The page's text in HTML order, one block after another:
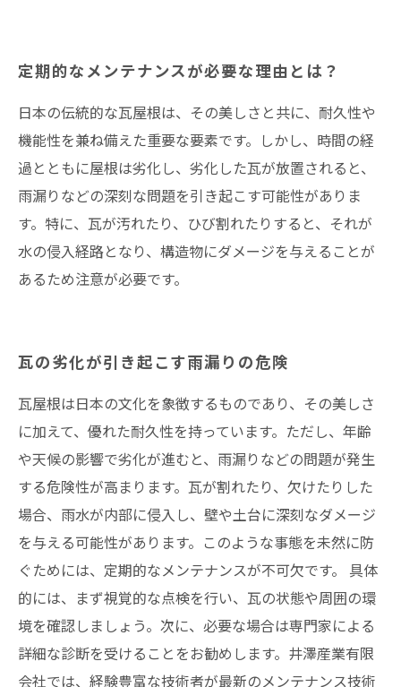
定期的なメンテナンスが必要な理由とは？
日本の伝統的な瓦屋根は、その美しさと共に、耐久性や
機能性を兼ね備えた重要な要素です。しかし、時間の経
過とともに屋根は劣化し、劣化した瓦が放置されると、
雨漏りなどの深刻な問題を引き起こす可能性がありま
す。特に、瓦が汚れたり、ひび割れたりすると、それが
水の侵入経路となり、構造物にダメージを与えることが
あるため注意が必要です。
瓦の劣化が引き起こす雨漏りの危険
瓦屋根は日本の文化を象徴するものであり、その美しさ
に加えて、優れた耐久性を持っています。ただし、年齢
や天候の影響で劣化が進むと、雨漏りなどの問題が発生
する危険性が高まります。瓦が割れたり、欠けたりした
場合、雨水が内部に侵入し、壁や土台に深刻なダメージ
を与える可能性があります。このような事態を未然に防
ぐためには、定期的なメンテナンスが不可欠です。 具体
的には、まず視覚的な点検を行い、瓦の状態や周囲の環
境を確認しましょう。次に、必要な場合は専門家による
詳細な診断を受けることをお勧めします。井澤産業有限
会社では、経験豊富な技術者が最新のメンテナンス技術